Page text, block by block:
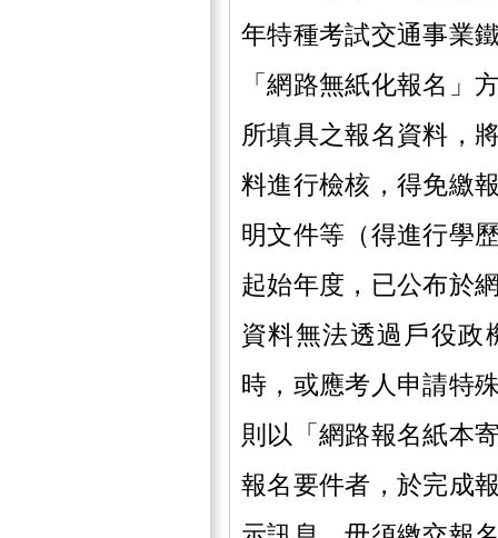
年特種考試交通事業
「網路無紙化報名」
所填具之報名資料，
料進行檢核，得免繳
明文件等（得進行學
起始年度，已公布於
資料無法透過戶役政
時，或應考人申請特
則以「網路報名紙本
報名要件者，於完成